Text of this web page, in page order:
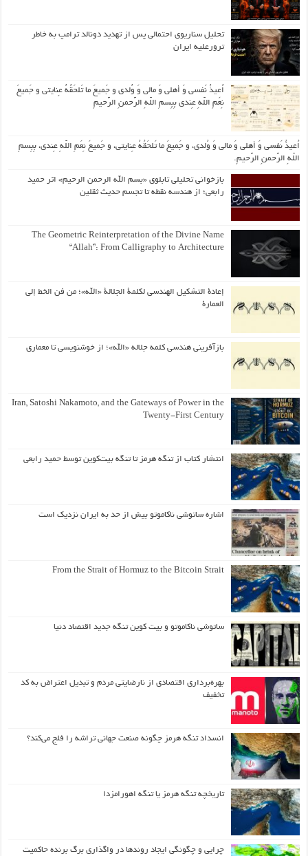
تحلیل سناریوی احتمالی پس از تهدید دونالد ترامپ به خاطر
ترورعلیه ایران
اُعیذُ نَفسی وَ أهلی وَ مالی وَ وُلدی و جَمیعَ ما تَلحَقُهُ عِنایتی و جَمیعَ
نِعَمِ اللّهِ عِندی بِبِسمِ اللّهِ الرَّحمنِ الرَّحیمِ
اُعیذُ نَفسی وَ أهلی وَ مالی وَ وُلدی، و جَمیعَ ما تَلحَقُهُ عِنایتی، و جَمیعَ نِعَمِ اللّهِ عِندی، بِبِسمِ
اللّهِ الرَّحمنِ الرَّحیمِ.
بازخوانی تحلیلی تابلوی «بسم الله الرحمن الرحیم» اثر حمید
رابعی؛ از هندسه نقطه تا تجسم حدیث ثقلین
The Geometric Reinterpretation of the Divine Name
“Allah”: From Calligraphy to Architecture
إعادة التشكيل الهندسي لكلمة الجلالة «الله»؛ من فن الخط إلى
العمارة
بازآفرینی هندسی کلمه جلاله «الله»؛ از خوشنویسی تا معماری
Iran, Satoshi Nakamoto, and the Gateways of Power in the
Twenty-First Century
انتشار کتاب از تنگه هرمز تا تنگه بیت‌کوین توسط حمید رابعی
اشاره ساتوشی ناکاموتو بیش از حد به ایران نزدیک است
From the Strait of Hormuz to the Bitcoin Strait
ساتوشی ناکاموتو و بیت کوین تنگه جدید اقتصاد دنیا
بهره‌برداری اقتصادی از نارضایتی مردم و تبدیل اعتراض به کد
تخفیف
انسداد تنگه هرمز چگونه صنعت جهانی تراشه را فلج می‌کند؟
تاریخچه تنگه هرمز یا تنگه اهورامزدا
چرایی و چگونگی ایجاد روندها در واگذاری برگ برنده حاکمیت